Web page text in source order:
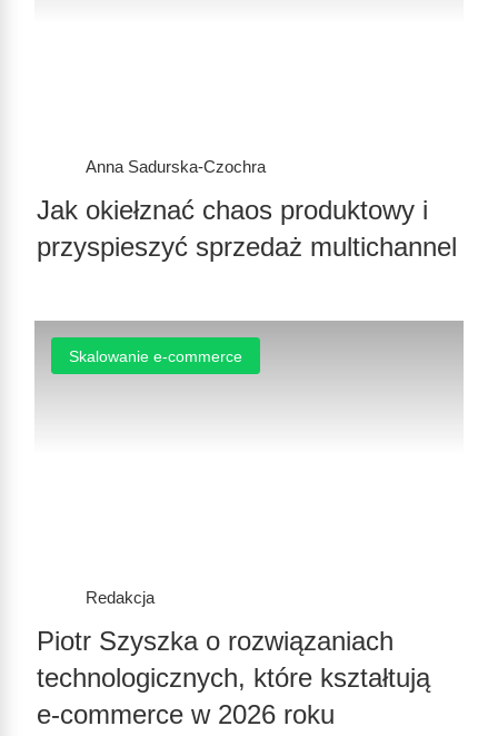
Anna Sadurska-Czochra
Jak okiełznać chaos produktowy i
przyspieszyć sprzedaż multichannel
Skalowanie e-commerce
Redakcja
Piotr Szyszka o rozwiązaniach
technologicznych, które kształtują
e-commerce w 2026 roku